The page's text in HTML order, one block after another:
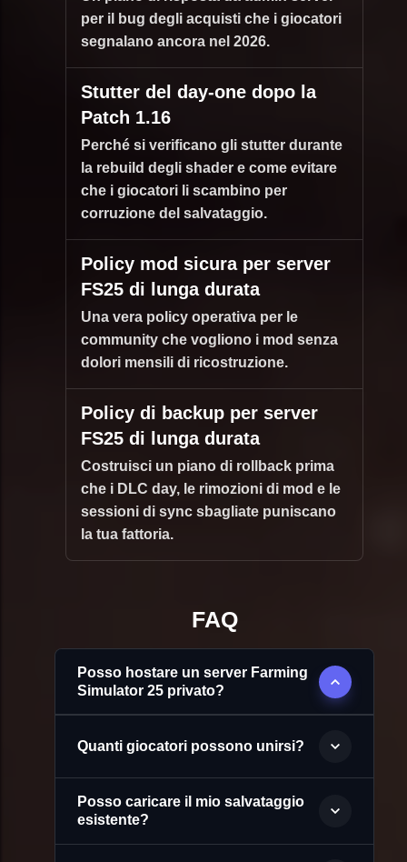
per il bug degli acquisti che i giocatori
segnalano ancora nel 2026.
Stutter del day-one dopo la
Patch 1.16
Perché si verificano gli stutter durante
la rebuild degli shader e come evitare
che i giocatori li scambino per
corruzione del salvataggio.
Policy mod sicura per server
FS25 di lunga durata
Una vera policy operativa per le
community che vogliono i mod senza
dolori mensili di ricostruzione.
Policy di backup per server
FS25 di lunga durata
Costruisci un piano di rollback prima
che i DLC day, le rimozioni di mod e le
sessioni di sync sbagliate puniscano
la tua fattoria.
FAQ
Posso hostare un server Farming
Simulator 25 privato?
Quanti giocatori possono unirsi?
Posso caricare il mio salvataggio
esistente?